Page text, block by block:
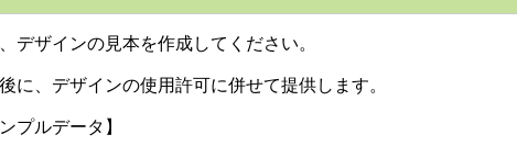
デザインの見本を作成してください。
に、デザインの使用許可に併せて提供します。
プルデータ】